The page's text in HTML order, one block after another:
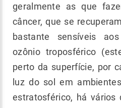
geralmente as que
câncer, que se
bastante sensíveis
ozônio troposférico
perto da superfície, por
luz do sol em
estratosférico, há vários